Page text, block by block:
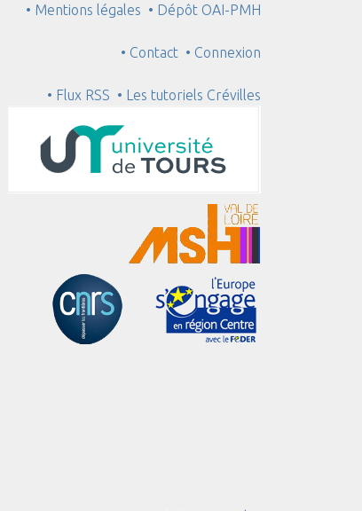
• Mentions légales • Dépôt OAI-PMH
• Contact • Connexion
• Flux RSS • Les tutoriels Crévilles